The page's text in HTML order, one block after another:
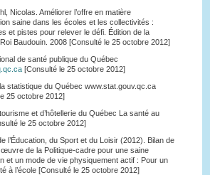
Nicolas. Améliorer l’offre en matière
saine dans les écoles et les collectivités :
et pistes pour relever le défi. Édition de la
Baudouin. 2008 [Consulté le 25 octobre 2012]
de santé publique du Québec
[Consulté le 25 octobre 2012]
statistique du Québec www.stat.gouv.qc.ca
25 octobre 2012]
et d’hôtellerie du Québec La santé au
le 25 octobre 2012]
l’Éducation, du Sport et du Loisir (2012). Bilan de
de la Politique-cadre pour une saine
et un mode de vie physiquement actif : Pour un
à l’école [Consulté le 25 octobre 2012]